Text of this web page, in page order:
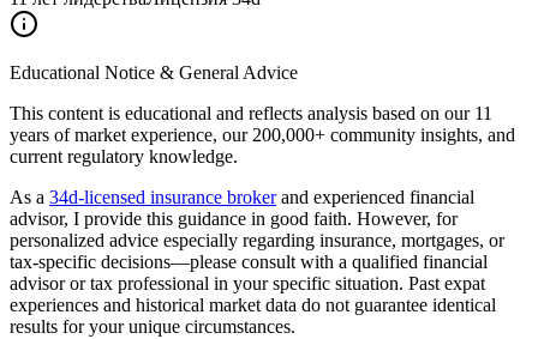
Educational Notice & General Advice
This content is educational and reflects analysis based on our 11
years of market experience, our 200,000+ community insights, and
current regulatory knowledge.
As a 34d-licensed insurance brokerand experienced financial
advisor, I provide this guidance in good faith. However, for
personalized advice especially regarding insurance, mortgages, or
tax-specific decisions—please consult with a qualified financial
advisor or tax professional in your specific situation. Past expat
experiences and historical market data do not guarantee identical
results for your unique circumstances.